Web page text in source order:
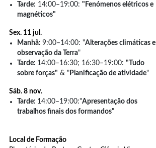
Tarde: 14:00–19:00:"Fenómenos elétricos e
magnéticos"
Sex. 11 jul.
Manhã:9:00–14:00: "Alterações climáticas e
observação da Terra"
Tarde: 14:00–16:30; 16:30–19:00:"Tudo
sobre forças" & " Planificação de atividade"
Sáb. 8 nov.
Tarde: 14:00–19:00:"Apresentação dos
trabalhos finais dos formandos"
Local de Formação